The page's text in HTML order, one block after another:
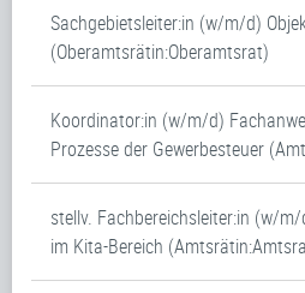
Sachgebietsleiter:in (w/m/d)
(Oberamtsrätin:Oberamtsrat)
Koordinator:in (w/m/d)
Prozesse der Gewerbesteuer
stellv. Fachbereichsleiter:in (w/
im Kita-Bereich